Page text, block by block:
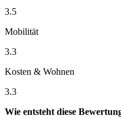
3.5
Mobilität
3.3
Kosten & Wohnen
3.3
Wie entsteht diese